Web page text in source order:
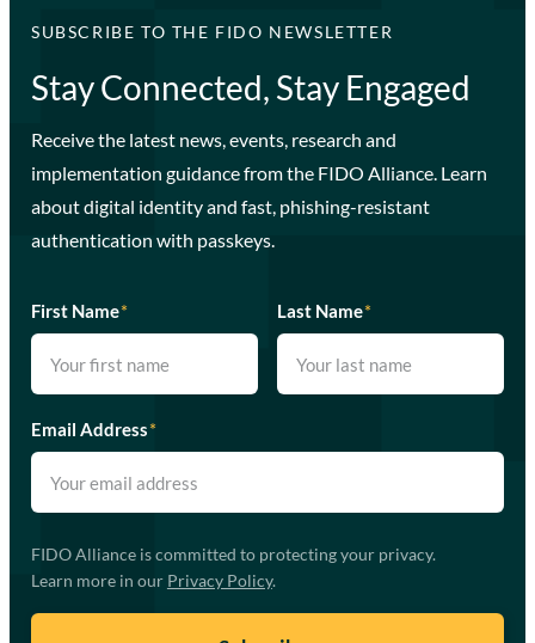
SUBSCRIBE TO THE FIDO NEWSLETTER
Stay Connected, Stay Engaged
Receive the latest news, events, research and
implementation guidance from the FIDO Alliance. Learn
about digital identity and fast, phishing-resistant
authentication with passkeys.
First Name* Last Name*
Email Address*
FIDO Alliance is committed to protecting your privacy.
Learn more in our Privacy Policy.